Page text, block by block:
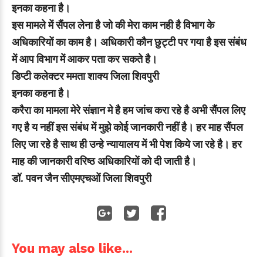
इनका कहना है।
इस मामले में सैंपल लेना है जो की मेरा काम नही है विभाग के
अधिकारियों का काम है। अधिकारी कौन छुट्टी पर गया है इस संबंध
में आप विभाग में आकर पता कर सकते है।
डिप्टी कलेक्टर ममता शाक्य जिला शिवपुरी
इनका कहना है।
करैरा का मामला मेरे संज्ञान मे है हम जांच करा रहे है अभी सैंपल लिए
गए है य नहीं इस संबंध में मुझे कोई जानकारी नहीं है। हर माह सैंपल
लिए जा रहे है साथ ही उन्हे न्यायालय में भी पेश किये जा रहे है। हर
माह की जानकारी वरिष्ठ अधिकारियों को दी जाती है।
डॉ. पवन जैन सीएमएचओं जिला शिवपुरी
You may also like...